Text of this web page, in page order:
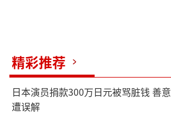
精彩推荐
日本演员捐款300万日元被骂脏钱 善意
遭误解